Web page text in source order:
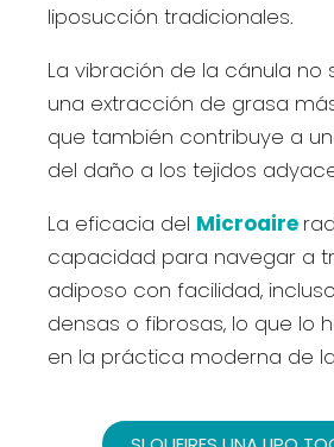
liposucción tradicionales.
La vibración de la cánula no
una extracción de grasa
que también contribuye a
del daño a los tejidos
La eficacia del Microaire
capacidad para navegar a
adiposo con facilidad,
densas o fibrosas, lo que lo
en la práctica moderna de